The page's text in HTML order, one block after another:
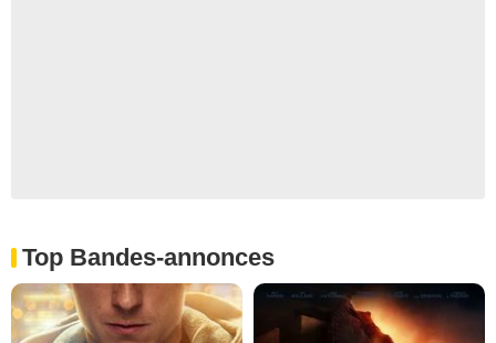
Top Bandes-annonces